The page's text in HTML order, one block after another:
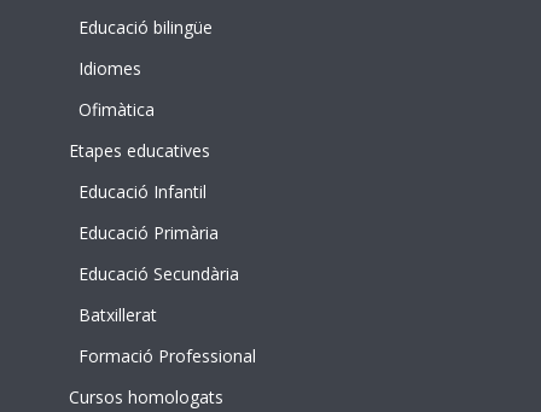
Educació bilingüe
Idiomes
Ofimàtica
Etapes educatives
Educació Infantil
Educació Primària
Educació Secundària
Batxillerat
Formació Professional
Cursos homologats